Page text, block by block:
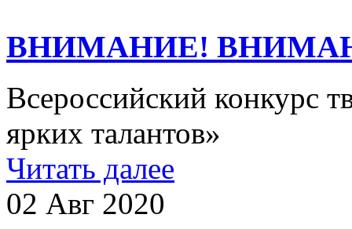
ВНИМАНИЕ!
Всероссийский конкурс
ярких талантов»
Читать далее
02 Авг 2020